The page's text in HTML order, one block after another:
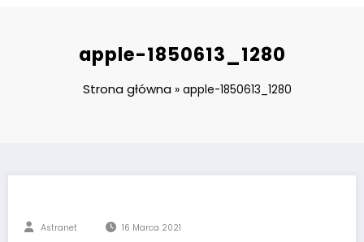
apple-1850613_1280
Strona główna »apple-1850613_1280
Astranet 16 Marca 2021